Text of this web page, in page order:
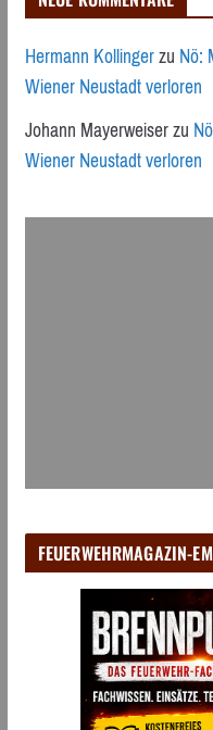
Hermann KollingerzuNö:
Wiener Neustadt verloren
Johann Mayerweiserzu
Wiener Neustadt verloren
FEUERWEHRMAGAZIN-